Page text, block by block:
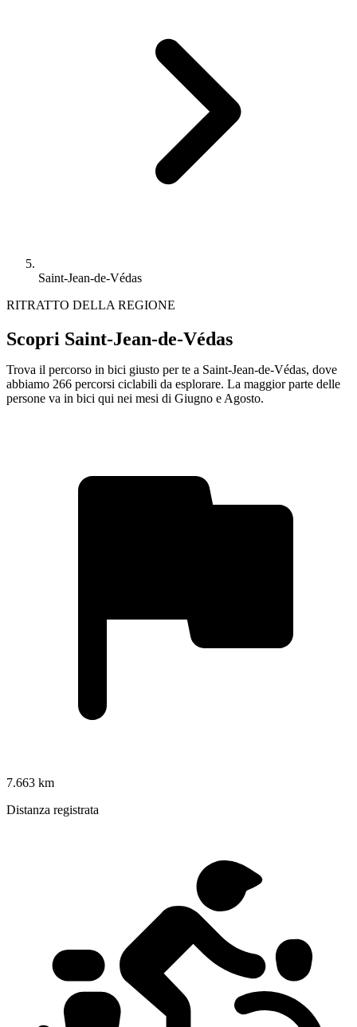
Saint-Jean-de-Védas
RITRATTO DELLA REGIONE
Scopri Saint-Jean-de-Védas
Trova il percorso in bici giusto per te a Saint-Jean-de-Védas, dove
abbiamo 266 percorsi ciclabili da esplorare. La maggior parte delle
persone va in bici qui nei mesi di Giugno e Agosto.
7.663 km
Distanza registrata